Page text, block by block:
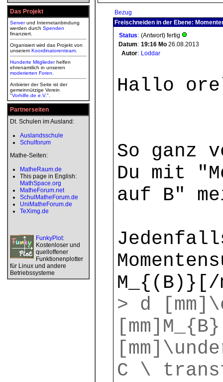
Das Projekt
Serverund Internetanbindung
werden durch Spenden
finanziert.
Organisiert wird das Projekt von
unserem Koordinatorenteam
Hunderte Mitgliederhelfen
ehrenamtlich in unseren
moderierten Foren
Anbieter der Seite ist der
gemeinnützige Verein
"Vorhilfe.de e.V.".
Partnerseiten
Dt. Schulen im Ausland:
Auslandsschule
Schulforum
Mathe-Seiten:
MatheRaum.de
This page in English:
MathSpace.org
MatheForum.net
SchulMatheForum.de
UniMatheForum.de
TeXimg.de
FunkyPlot:
Kostenloser und
quelloffener
Funktionenplotter
für Linux und andere
Betriebssysteme
Bezug
Freischneiden in der Ebene:
Status: (Antwort) fertig
Datum: 19:16 Mo 26.08.2013
Autor: Loddar
Hallo
So ganz
Du mit
auf B"
M_{(B)}[/
> d
C \